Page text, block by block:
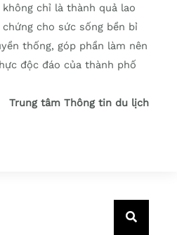
chỉ là thành quả lao
cho sức sống bền bỉ
thống, góp phần làm nên
độc đáo của thành phố
Trung tâm Thông tin du lịch